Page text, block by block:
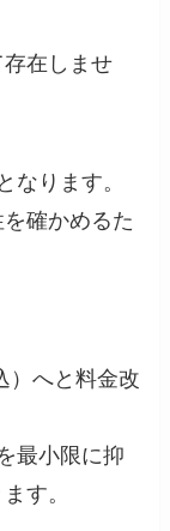
在しませ
なります。
確かめるた
）へと料金改
最小限に抑
す。